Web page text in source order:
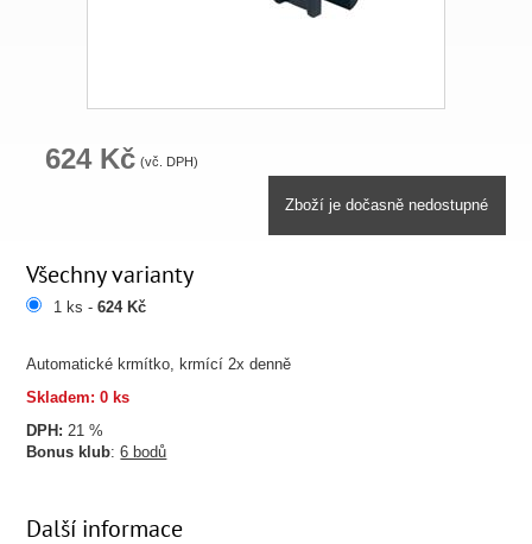
Automatické krmítko, krmící 2x denně
Skladem: 0 ks
DPH: 21 %
Bonus klub:6 bodů
624 Kč (vč. DPH)
Zboží je dočasně nedostupné
Všechny varianty
1 ks -624 Kč
Další informace